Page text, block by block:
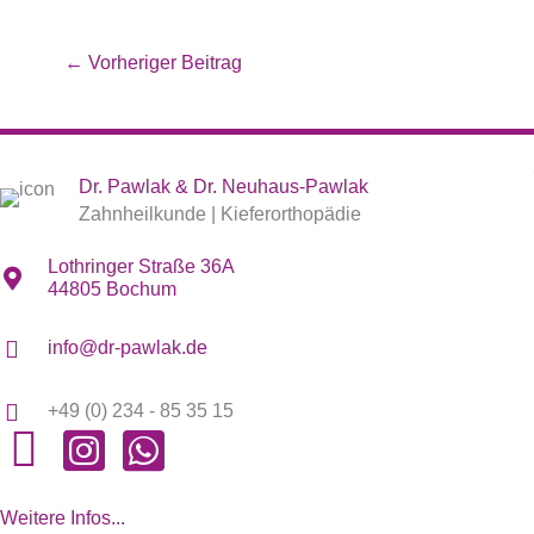
← Vorheriger Beitrag
Dr. Pawlak & Dr. Neuhaus-Pawlak
Zahnheilkunde | Kieferorthopädie
Lothringer Straße 36A
44805 Bochum
info@dr-pawlak.de
+49 (0) 234 - 85 35 15
Weitere Infos...